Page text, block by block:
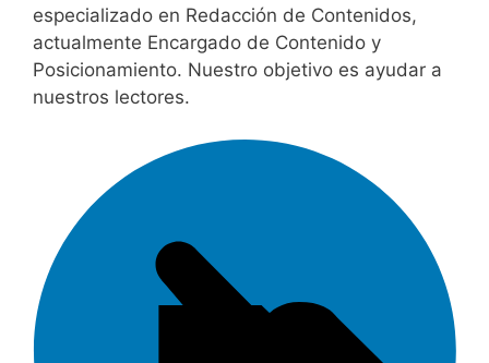
especializado en Redacción de Contenidos,
actualmente Encargado de Contenido y
Posicionamiento. Nuestro objetivo es ayudar a
nuestros lectores.